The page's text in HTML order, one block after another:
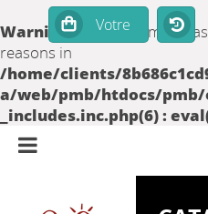
Warning: set_time_limit()
reasons in
/home/clients/
a/web/pmb/htdocs/
_includes.inc.php(6) :